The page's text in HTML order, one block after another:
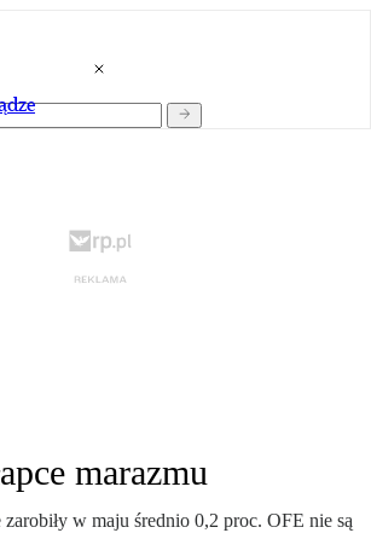
marazmu
zarobiły w maju średnio 0,2 proc. OFE nie są